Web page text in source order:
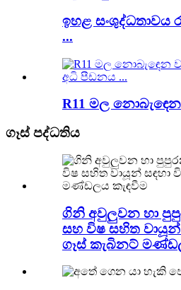
ඉහළ සංශුද්ධතාවය
...
R11 මල
ගෑස් පද්ධතිය
ගිනි අවුලුවන හා
සහ විෂ සහිත වායූන්
ගෑස් කැබිනට්